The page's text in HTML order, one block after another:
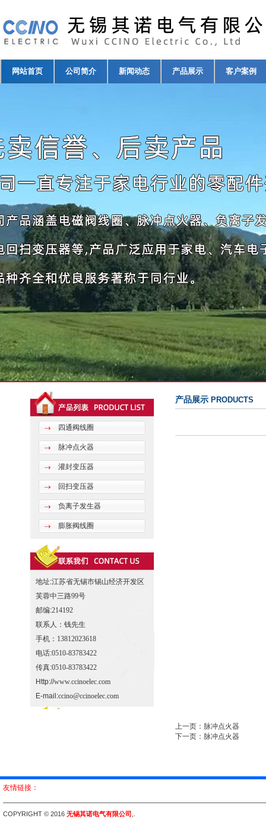
网站首页 公司简介 新闻动态 产品展示 客户案例
四通阀线圈
脉冲点火器
灌封变压器
回扫变压器
负离子发生器
膨胀阀线圈
地址:江苏省无锡市锡山经济开发区
芙蓉中三路99号
邮编:214192
联系人：钱先生
手机： 13812023618
电话:0510-83783422
传真:0510-83783422
Http://www.ccinoelec.com
E-mail:ccino@ccinoelec.com
产品展示 PRODUCTS
上一页：脉冲点火器
下一页：脉冲点火器
友情链接：
COPYRIGHT © 2016 无锡其诺电气有限公司